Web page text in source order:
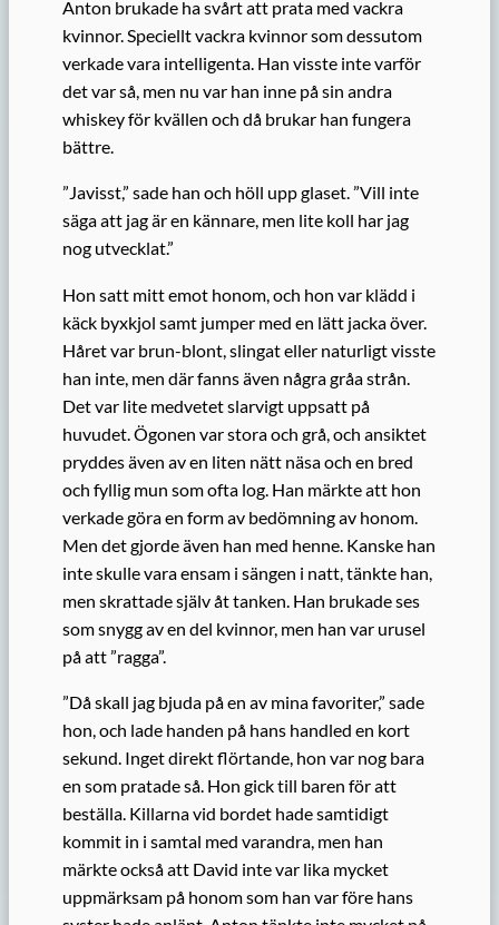
Anton brukade ha svårt att prata med vackra
kvinnor. Speciellt vackra kvinnor som dessutom
verkade vara intelligenta. Han visste inte varför
det var så, men nu var han inne på sin andra
whiskey för kvällen och då brukar han fungera
bättre.
”Javisst,” sade han och höll upp glaset. ”Vill inte
säga att jag är en kännare, men lite koll har jag
nog utvecklat.”
Hon satt mitt emot honom, och hon var klädd i
käck byxkjol samt jumper med en lätt jacka över.
Håret var brun-blont, slingat eller naturligt visste
han inte, men där fanns även några gråa strån.
Det var lite medvetet slarvigt uppsatt på
huvudet. Ögonen var stora och grå, och ansiktet
pryddes även av en liten nätt näsa och en bred
och fyllig mun som ofta log. Han märkte att hon
verkade göra en form av bedömning av honom.
Men det gjorde även han med henne. Kanske han
inte skulle vara ensam i sängen i natt, tänkte han,
men skrattade själv åt tanken. Han brukade ses
som snygg av en del kvinnor, men han var urusel
på att ”ragga”.
”Då skall jag bjuda på en av mina favoriter,” sade
hon, och lade handen på hans handled en kort
sekund. Inget direkt flörtande, hon var nog bara
en som pratade så. Hon gick till baren för att
beställa. Killarna vid bordet hade samtidigt
kommit in i samtal med varandra, men han
märkte också att David inte var lika mycket
uppmärksam på honom som han var före hans